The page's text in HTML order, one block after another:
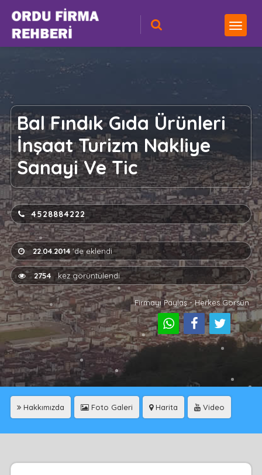
Bal Fındık Gıda Ürünleri
İnşaat Turizm Nakliye
Sanayi Ve Tic
4528884222
22.04.2014'de eklendi
2754kez görüntülendi
Firmayı Paylaş - Herkes Görsün
Hakkımızda Foto Galeri Harita Video